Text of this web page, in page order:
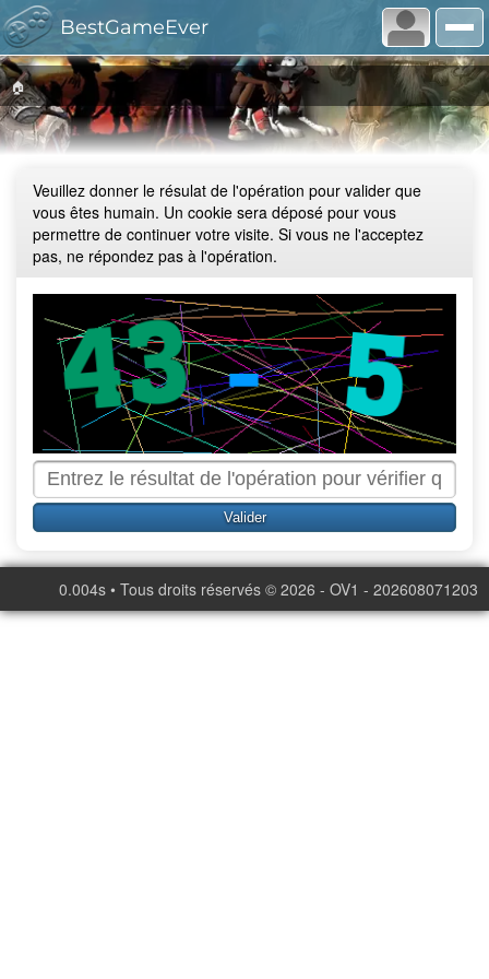
BestGameEver
🏠
Veuillez donner le résulat de l'opération pour valider que
vous êtes humain. Un cookie sera déposé pour vous
permettre de continuer votre visite. Si vous ne l'acceptez
pas, ne répondez pas à l'opération.
0.004s • Tous droits réservés © 2026 - OV1 - 202608071203